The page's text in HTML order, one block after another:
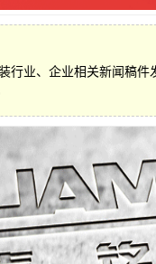
行业、企业相关新闻稿